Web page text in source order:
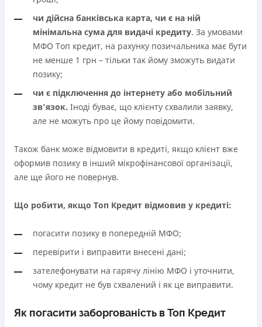
чи дійсна банківська карта, чи є на ній
мінімальна сума для видачі кредиту. За умовами
МФО Топ кредит, на рахунку позичальника має бути
не менше 1 грн – тільки так йому зможуть видати
позику;
чи є підключення до інтернету або мобільний
зв'язок. Іноді буває, що клієнту схвалили заявку,
але не можуть про це йому повідомити.
Також банк може відмовити в кредиті, якщо клієнт вже
оформив позику в інший мікрофінансової організації,
але ще його не повернув.
Що робити, якщо Топ Кредит відмовив у кредиті:
погасити позику в попередній МФО;
перевірити і виправити внесені дані;
зателефонувати на гарячу лінію МФО і уточнити,
чому кредит не був схвалений і як це виправити.
Як погасити заборгованість в Топ Кредит